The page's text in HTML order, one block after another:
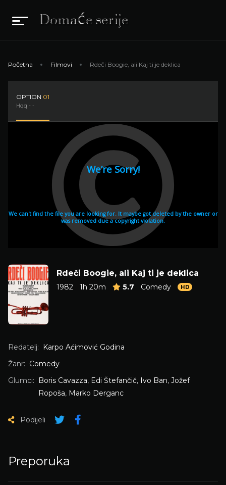
Početna Filmovi Rdeči Boogie, ali Kaj ti je deklica
OPTION 01
Hqq - -
Rdeči Boogie, ali Kaj ti je deklica
1982 1h 20m 5.7 Comedy HD
Redatelj:
Karpo Aćimović Godina
Žanr: Comedy
Glumci:
Boris Cavazza, Edi Štefančič, Ivo Ban, Jožef
Ropoša, Marko Derganc
Podijeli
Preporuka